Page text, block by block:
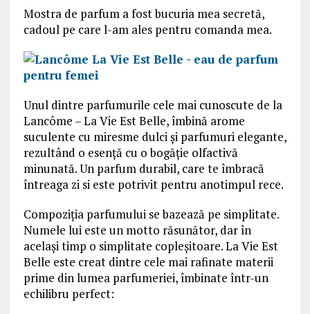
Mostra de parfum a fost bucuria mea secretă,
cadoul pe care l-am ales pentru comanda mea.
Unul dintre parfumurile cele mai cunoscute de la
Lancôme – La Vie Est Belle, îmbină arome
suculente cu miresme dulci și parfumuri elegante,
rezultând o esență cu o bogăție olfactivă
minunată. Un parfum durabil, care te îmbracă
întreaga zi si este potrivit pentru anotimpul rece.
Compoziția parfumului se bazează pe simplitate.
Numele lui este un motto răsunător, dar în
același timp o simplitate copleșitoare. La Vie Est
Belle este creat dintre cele mai rafinate materii
prime din lumea parfumeriei, îmbinate într-un
echilibru perfect: